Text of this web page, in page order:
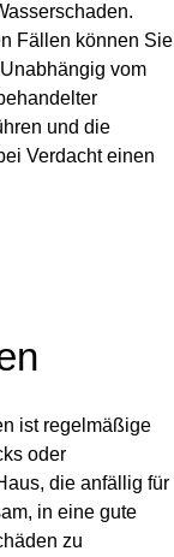
Fällen können Sie
vom
und die
Verdacht einen
ist regelmäßige
oder
die anfällig für
in eine gute
zu